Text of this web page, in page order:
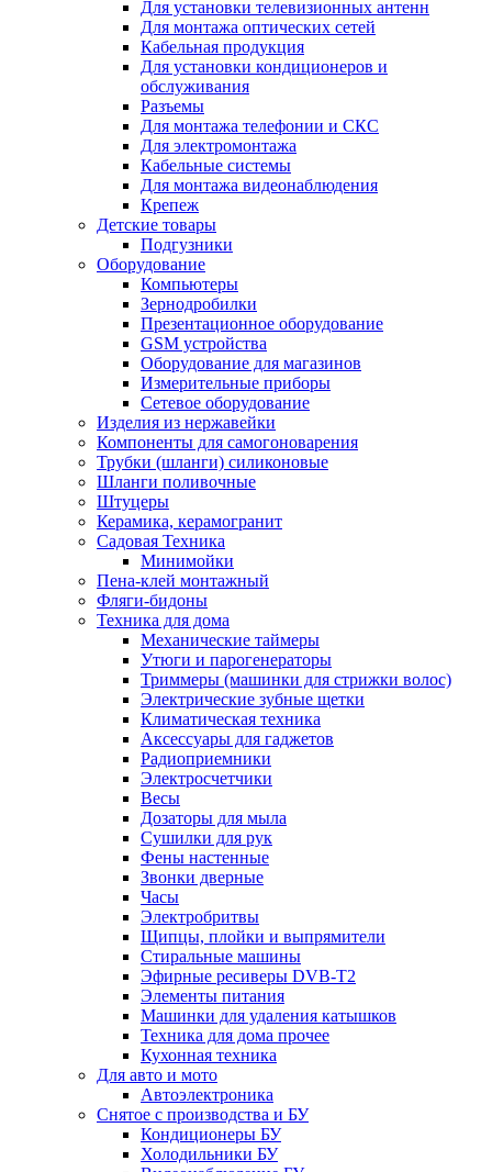
Для установки телевизионных антенн
Для монтажа оптических сетей
Кабельная продукция
Для установки кондиционеров и
обслуживания
Разъемы
Для монтажа телефонии и СКС
Для электромонтажа
Кабельные системы
Для монтажа видеонаблюдения
Крепеж
Детские товары
Подгузники
Оборудование
Компьютеры
Зернодробилки
Презентационное оборудование
GSM устройства
Оборудование для магазинов
Измерительные приборы
Сетевое оборудование
Изделия из нержавейки
Компоненты для самогоноварения
Трубки (шланги) силиконовые
Шланги поливочные
Штуцеры
Керамика, керамогранит
Садовая Техника
Минимойки
Пена-клей монтажный
Фляги-бидоны
Техника для дома
Механические таймеры
Утюги и парогенераторы
Триммеры (машинки для стрижки волос)
Электрические зубные щетки
Климатическая техника
Аксессуары для гаджетов
Радиоприемники
Электросчетчики
Весы
Дозаторы для мыла
Сушилки для рук
Фены настенные
Звонки дверные
Часы
Электробритвы
Щипцы, плойки и выпрямители
Стиральные машины
Эфирные ресиверы DVB-T2
Элементы питания
Машинки для удаления катышков
Техника для дома прочее
Кухонная техника
Для авто и мото
Автоэлектроника
Снятое с производства и БУ
Кондиционеры БУ
Холодильники БУ